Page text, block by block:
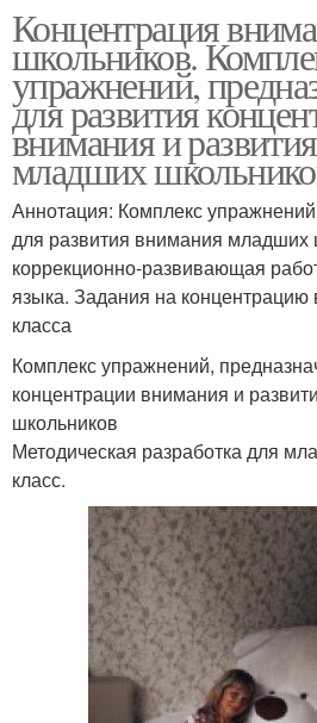
Концентрация
школьников.
упражнений,
для развития
внимания и
младших
Аннотация: Комплекс
для развития внимания младших
коррекционно-развивающая
языка. Задания на
класса
Комплекс упражнений,
концентрации внимания и
школьников
Методическая разработка для
класс.